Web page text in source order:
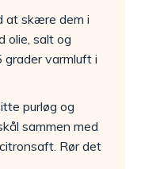
at skære dem i
olie, salt og
grader varmluft i
purløg og
sammen med
Rør det